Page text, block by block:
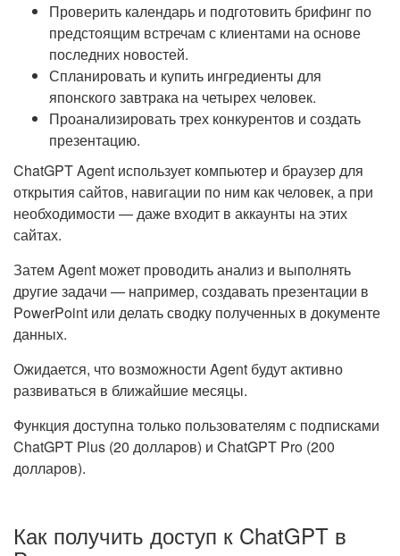
Проверить календарь и подготовить брифинг по
предстоящим встречам с клиентами на основе
последних новостей.
Спланировать и купить ингредиенты для
японского завтрака на четырех человек.
Проанализировать трех конкурентов и создать
презентацию.
ChatGPT Agent использует компьютер и браузер для
открытия сайтов, навигации по ним как человек, а при
необходимости — даже входит в аккаунты на этих
сайтах.
Затем Agent может проводить анализ и выполнять
другие задачи — например, создавать презентации в
PowerPoint или делать сводку полученных в документе
данных.
Ожидается, что возможности Agent будут активно
развиваться в ближайшие месяцы.
Функция доступна только пользователям с подписками
ChatGPT Plus (20 долларов) и ChatGPT Pro (200
долларов).
Как получить доступ к ChatGPT в